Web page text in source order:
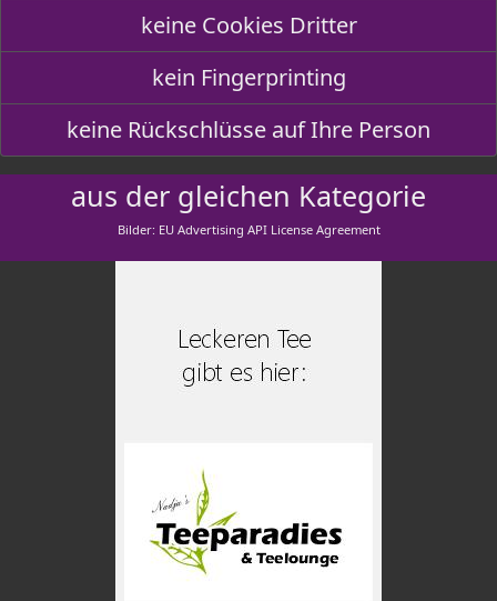
keine Cookies Dritter
kein Fingerprinting
keine Rückschlüsse auf Ihre Person
aus der gleichen Kategorie
Bilder: EU Advertising API License Agreement